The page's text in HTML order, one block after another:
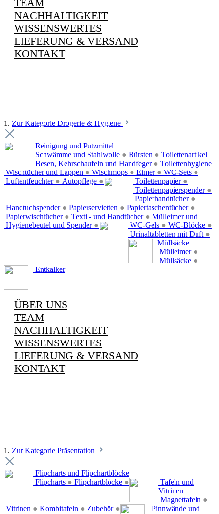
TEAM
NACHHALTIGKEIT
WISSENSWERTES
LIEFERUNG & VERSAND
KONTAKT
1. Zur Kategorie Drogerie & Hygiene
Reinigung und Putzmittel
Schwämme und Stahlwolle ● Bürsten ●
Besen, Kehrschaufeln und Handfeger ●
Wischtücher und Lappen ● Wischmops ● Eimer ● WC-Sets ●
Luftentfeuchter ● Autopflege ●
Toilettenartikel
Toilettenpapier ●
Toilettenpapierspender ●
Papierhandtücher ●
Handtuchspender ● Papierservietten ● Papiertaschentücher ●
Papierwischtücher ● Textil- und Handtücher ●
Hygienebeutel und Spender ●
Toilettenhygiene
WC-Gels ● WC-Blöcke ●
Urinaltabletten mit Duft ●
Mülleimer und
Müllsäcke
Mülleimer ●
Müllsäcke ●
Entkalker
ÜBER UNS
TEAM
NACHHALTIGKEIT
WISSENSWERTES
LIEFERUNG & VERSAND
KONTAKT
1. Zur Kategorie Präsentation
Flipcharts und Flipchartblöcke
Flipcharts ● Flipchartblöcke ●
Tafeln und
Vitrinen
Magnettafeln ●
Vitrinen ● Kombitafeln ● Zubehör ●
Pinnwände und